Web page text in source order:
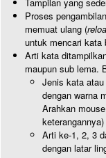
Proses
memuat ulang (
untuk mencari kata
Arti kata
maupun sub lema.
Jenis kata
dengan warna
Arahkan
keterangannya)
Arti ke-1, 2, 3
dengan latar